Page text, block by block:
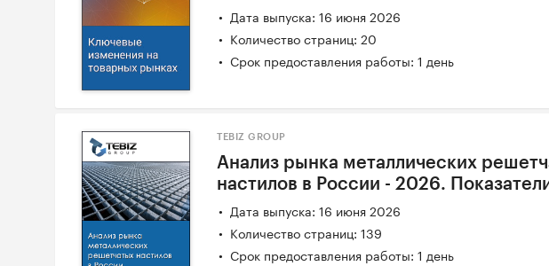
Дата выпуска: 16 июня 2026
Количество страниц: 20
Срок предоставления работы: 1 день
TEBIZ GROUP
Анализ рынка металлических
настилов в России - 2026.
Дата выпуска: 16 июня 2026
Количество страниц: 139
Срок предоставления работы: 1 день